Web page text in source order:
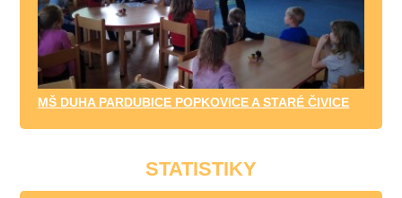
MŠ DUHA PARDUBICE POPKOVICE A STARÉ ČIVICE
STATISTIKY